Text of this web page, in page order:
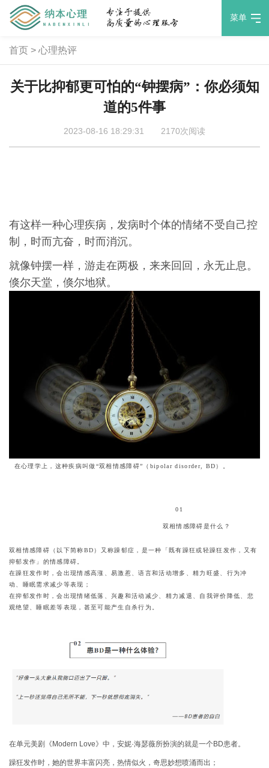
菜单
首页> 心理热评
关于比抑郁更可怕的“钟摆病”：你必须知
道的5件事
2023-08-16 18:29:31 2170次阅读
有这样一种心理疾病，发病时个体的情绪不受自己控
制，时而亢奋，时而消沉。
就像钟摆一样，游走在两极，来来回回，永无止息。
倏尔天堂，倏尔地狱。
在心理学上，这种疾病叫做“双相情感障碍”（bipolar disorder, BD）。
01
双相情感障碍是什么？
双相情感障碍（以下简称BD）又称躁郁症，是一种「既有躁狂或轻躁狂发作，又有
抑郁发作」的情感障碍。
在躁狂发作时，会出现情感高涨、易激惹、语言和活动增多、精力旺盛、行为冲
动、睡眠需求减少等表现；
在抑郁发作时，会出现情绪低落、兴趣和活动减少、精力减退、自我评价降低、悲
观绝望、睡眠差等表现，甚至可能产生自杀行为。
在单元美剧《Modern Love》中，安妮·海瑟薇所扮演的就是一个BD患者。
躁狂发作时，她的世界丰富闪亮，热情似火，奇思妙想喷涌而出；